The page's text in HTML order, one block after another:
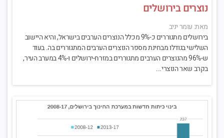
נוצרים בירושלים
מאת: עומר יניב
בירושלים מתגוררים כ-9% מכלל הנוצרים הערבים בישראל, והיא היישוב
השלישי בגודלו מבחינת מספר הנוצרים הערבים המתגוררים בה. בעוד
ש-96% מהנוצרים הערבים מתגוררים במזרח-ירושלים ו-4% במערב העיר,
בקרב שאר הנוצרי...